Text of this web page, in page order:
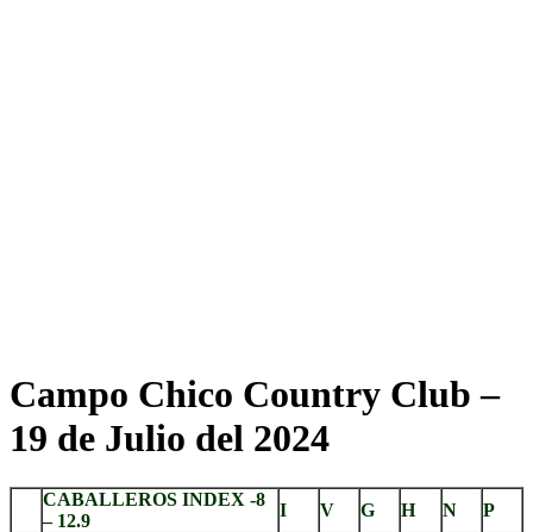
Campo Chico Country Club –
19 de Julio del 2024
CABALLEROS INDEX -8
– 12.9
I V G H N
P